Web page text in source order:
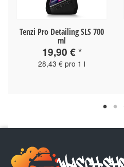
Tenzi Pro Detailing SLS 700
ml
19,90 €*
28,43 € pro 1 l